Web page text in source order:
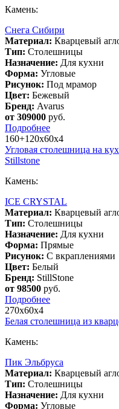
Камень:
Снега Сибири
Материал: Кварцевый
Тип: Столешницы
Назначение: Для кухни
Форма: Угловые
Рисунок: Под мрамор
Цвет: Бежевый
Бренд: Avarus
от 309000 руб.
Подробнее
160+120х60х4
Угловая столешница на
Stillstone
Камень:
ICE CRYSTAL
Материал: Кварцевый
Тип: Столешницы
Назначение: Для кухни
Форма: Прямые
Рисунок: С вкраплениями
Цвет: Белый
Бренд: StillStone
от 98500 руб.
Подробнее
270х60х4
Белая столешница из
Камень:
Пик Эльбруса
Материал: Кварцевый
Тип: Столешницы
Назначение: Для кухни
Форма: Угловые